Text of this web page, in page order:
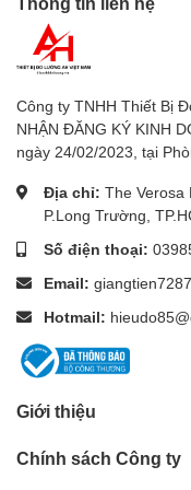
Nhanh tay
được nhiều
hồ đo vạn
vom Fluke,
chính hãng
trường.
hành 12
vòng 1 tuần.
Công ty TNHH Thiết Bị
NHẬN ĐĂNG KÝ KINH
ngày 24/02/2023, tại
Địa chỉ: The Verosa
P.Long Trường,
Số điện thoại:
Email:
Hotmail:
Giới thiệu
Chính sách Công ty